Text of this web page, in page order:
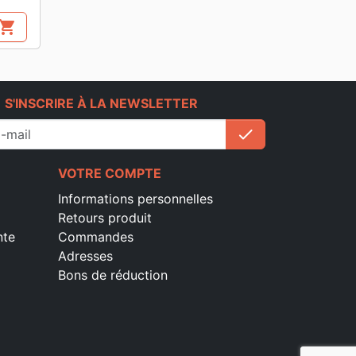
S'INSCRIRE À LA NEWSLETTER
check
VOTRE COMPTE
Informations personnelles
Retours produit
Commandes
Adresses
Bons de réduction